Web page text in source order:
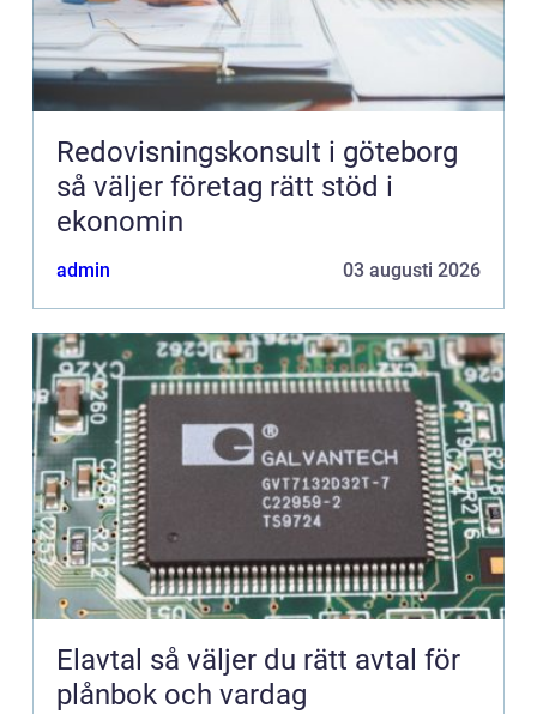
Redovisningskonsult i göteborg
så väljer företag rätt stöd i
ekonomin
admin 03 augusti 2026
Elavtal så väljer du rätt avtal för
plånbok och vardag